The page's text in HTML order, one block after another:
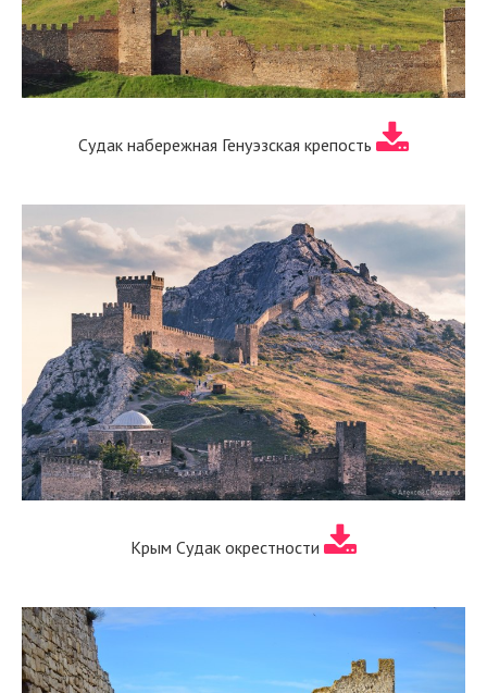
Судак набережная Генуэзская крепость
Крым Судак окрестности